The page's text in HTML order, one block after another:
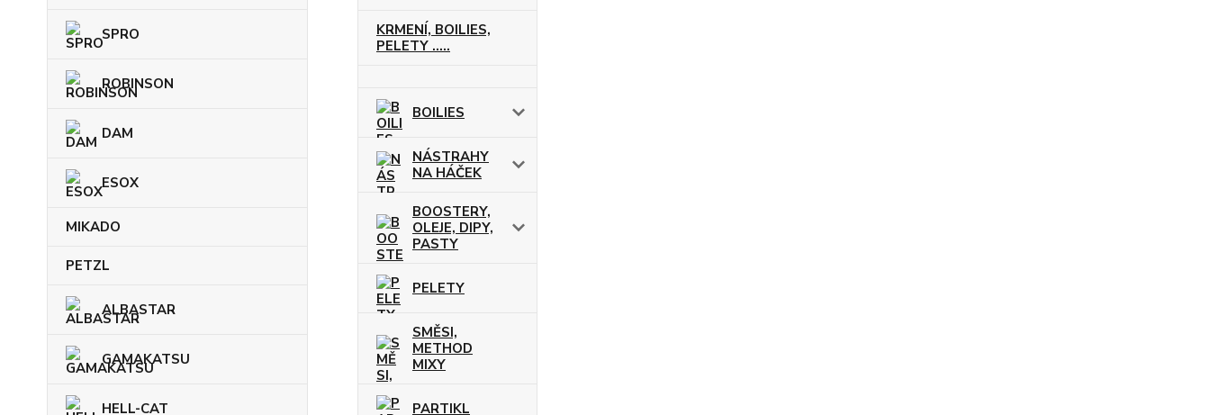
SPRO
ROBINSON
DAM
ESOX
MIKADO
PETZL
ALBASTAR
GAMAKATSU
HELL-CAT
KRMENÍ, BOILIES,
PELETY .....
BOILIES
NÁSTRAHY
NA HÁČEK
BOOSTERY,
OLEJE, DIPY,
PASTY
PELETY
SMĚSI,
METHOD
MIXY
PARTIKL